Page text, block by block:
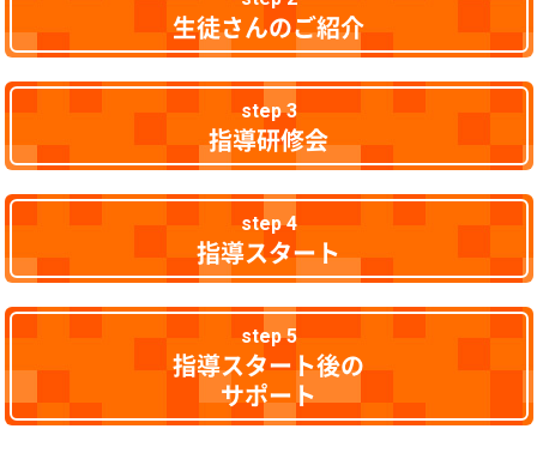
生徒さんのご紹介
step 3
指導研修会
step 4
指導スタート
step 5
指導スタート後の
サポート